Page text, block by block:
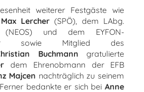
weiterer Festgäste wie
Max Lercher (SPÖ), dem LAbg.
(NEOS) und dem EYFON-
sowie Mitglied des
Buchmann gratulierte
dem Ehrenobmann der EFB
Majcen nachträglich zu seinem
bedankte er sich bei Anne